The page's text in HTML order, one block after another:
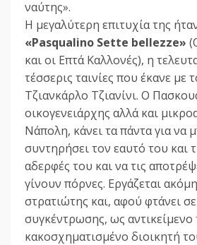
ναύτης».
Η μεγαλύτερη επιτυχία της
«Pasqualino Sette bellezze»
και οι Επτά Καλλονές), η
τέσσερις ταινίες που έκανε με
Τζιανκάρλο Τζιανίνι. Ο
οικογενειάρχης αλλά και
Νάπολη, κάνει τα πάντα για να
συντηρήσει τον εαυτό του και
αδερφές του και να τις
γίνουν πόρνες. Εργάζεται
στρατιώτης και, αφού φτάνει
συγκέντρωσης, ως αντικείμενο
κακοσχηματισμένο διοικητή